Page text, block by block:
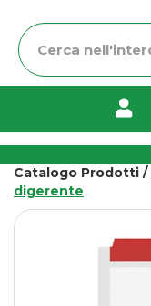
Cerca
Prodotto
Catalogo Prodotti /
digerente